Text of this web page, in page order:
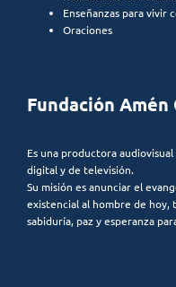
Enseñanzas para vivir
Oraciones
Fundación Amén
Es una productora
digital y de televisión.
Su misión es anunciar el
existencial al hombre de hoy,
sabiduría, paz y esperanza